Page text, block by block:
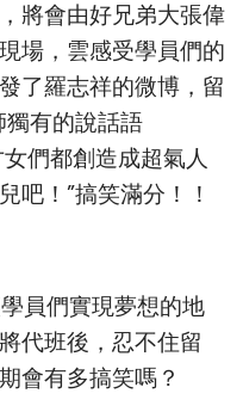
將會由好兄弟大張偉
場，雲感受學員們的
了羅志祥的微博，留
獨有的說話語
們都創造成超氣人
吧！”搞笑滿分！！
員們實現夢想的地
代班後，忍不住留
會有多搞笑嗎？